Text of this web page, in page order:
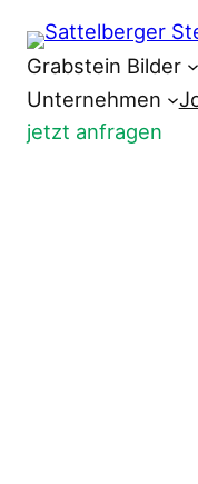
Grabstein Bilder
Unternehmen
jetzt anfragen